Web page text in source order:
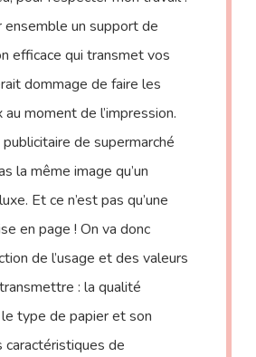
ensemble un support de
efficace qui transmet vos
dommage de faire les
au moment de l’impression.
de supermarché
la même image qu’un
Et ce n’est pas qu’une
en page ! On va donc
de l’usage et des valeurs
: la qualité
le type de papier et son
caractéristiques de